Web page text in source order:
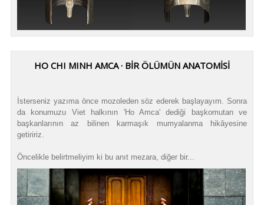
HO CHI MINH AMCA · BİR ÖLÜMÜN ANATOMİSİ
İsterseniz yazıma önce mozoleden söz ederek başlayayım. Sonra
da konumuzu Viet halkının 'Ho Amca' dediği başkomutan ve
başkanlarının az bilinen karmaşık mumyalanma hikâyesine
getiririz.
Öncelikle belirtmeliyim ki bu anıt mezara, diğer bir...